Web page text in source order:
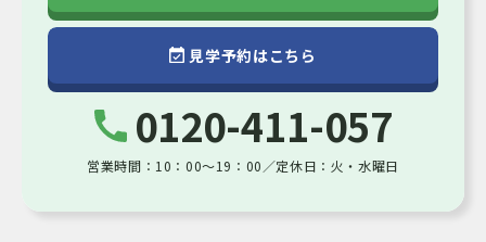
200％
宅地
見学予約はこちら
0120-411-057
営業時間：10：00～19：00／定休日：火・水曜日